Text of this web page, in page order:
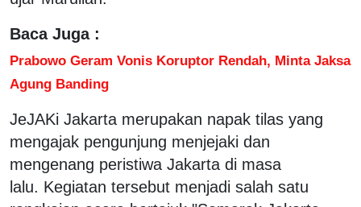
Baca Juga :
Prabowo Geram Vonis Koruptor Rendah, Minta Jaksa
Agung Banding
JeJAKi Jakarta merupakan napak tilas yang
mengajak pengunjung menjejaki dan
mengenang peristiwa Jakarta di masa
lalu. Kegiatan tersebut menjadi salah satu